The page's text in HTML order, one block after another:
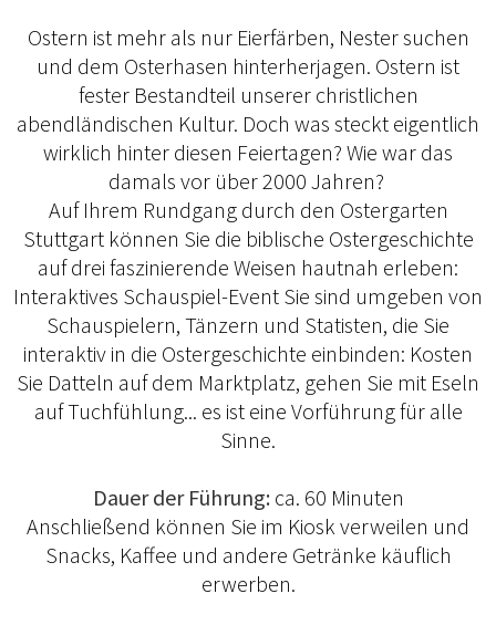
Ostern ist mehr als nur Eierfärben, Nester suchen
und dem Osterhasen hinterherjagen. Ostern ist
fester Bestandteil unserer christlichen
abendländischen Kultur. Doch was steckt eigentlich
wirklich hinter diesen Feiertagen? Wie war das
damals vor über 2000 Jahren?
Auf Ihrem Rundgang durch den Ostergarten
Stuttgart können Sie die biblische Ostergeschichte
auf drei faszinierende Weisen hautnah erleben:
Interaktives Schauspiel-Event Sie sind umgeben von
Schauspielern, Tänzern und Statisten, die Sie
interaktiv in die Ostergeschichte einbinden: Kosten
Sie Datteln auf dem Marktplatz, gehen Sie mit Eseln
auf Tuchfühlung... es ist eine Vorführung für alle
Sinne.
Dauer der Führung:ca. 60 Minuten
Anschließend können Sie im Kiosk verweilen und
Snacks, Kaffee und andere Getränke käuflich
erwerben.